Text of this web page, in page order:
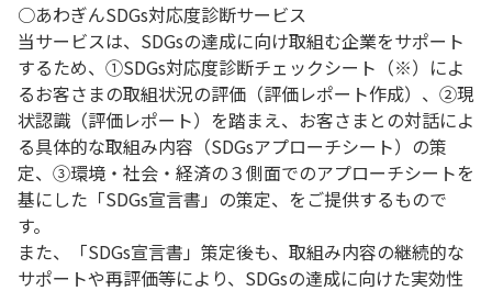
○あわぎんSDGs対応度診断サービス
当サービスは、SDGsの達成に向け取組む企業をサポート
するため、①SDGs対応度診断チェックシート（※）によ
るお客さまの取組状況の評価（評価レポート作成）、②現
状認識（評価レポート）を踏まえ、お客さまとの対話によ
る具体的な取組み内容（SDGsアプローチシート）の策
定、③環境・社会・経済の３側面でのアプローチシートを
基にした「SDGs宣言書」の策定、をご提供するもので
す。
また、「SDGs宣言書」策定後も、取組み内容の継続的な
サポートや再評価等により、SDGsの達成に向けた実効性